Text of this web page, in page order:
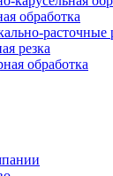
обработка
расточные
резка
обработка